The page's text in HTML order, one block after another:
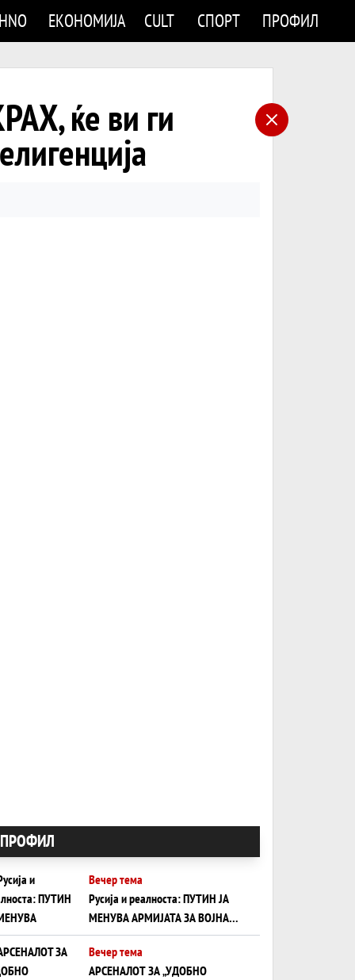
ЕКОНОМИЈА CULT СПОРТ ПРОФИЛ
ќе ви ги
ПРОФИЛ
Вечер тема
Русија и реалноста: ПУТИН ЈА
МЕНУВА АРМИЈАТА ЗА ВОЈНА
ШТО ОСТАНУВА БЕЗ ФРОНТ
Вечер тема
АРСЕНАЛОТ ЗА „УДОБНО